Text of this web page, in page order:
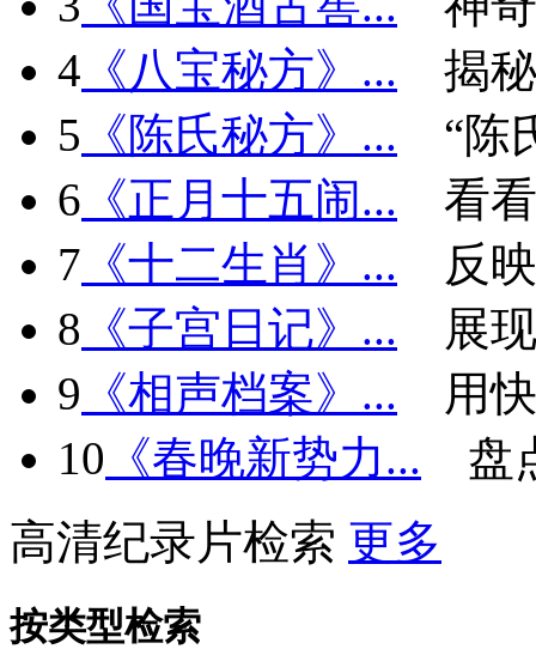
4 《八宝秘方》...
揭
5 《陈氏秘方》...
“陈
6 《正月十五闹...
看
7 《十二生肖》...
反
8 《子宫日记》...
展
9 《相声档案》...
用
10 《春晚新势力...
盘
高清纪录片检索 更多
按类型检索